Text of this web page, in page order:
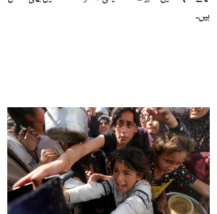
ہیں۔